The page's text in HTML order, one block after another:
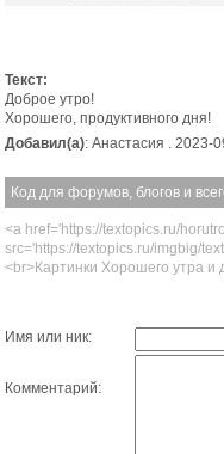
Текст:
Доброе утро!
Хорошего, продуктивного дня!
Добавил(а): Анастасия . 2023-
Код для форумов, блогов и
<a href='https://textopics.ru/
src='https://textopics.ru/imgbig/
<br>Картинки Хорошего утра и
Имя или ник:
Комментарий: